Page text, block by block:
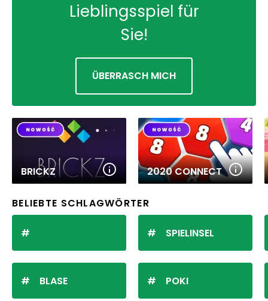
Lieblingsspiel für
Sie!
ÜBERRASCH MICH
BRICKZ 2020 CONNECT
BELIEBTE SCHLAGWÖRTER
BLASE
SPIELINSEL
POKI